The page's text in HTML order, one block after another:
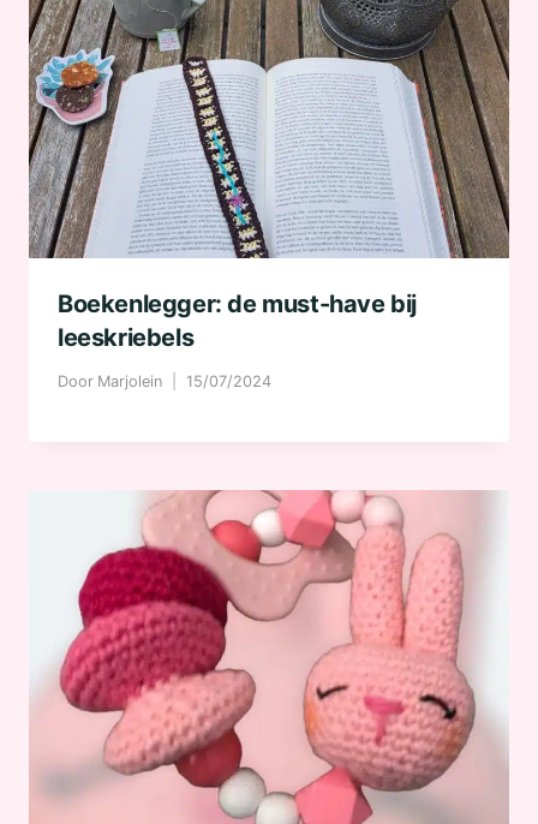
Boekenlegger: de must-have bij
leeskriebels
Door Marjolein 15/07/2024